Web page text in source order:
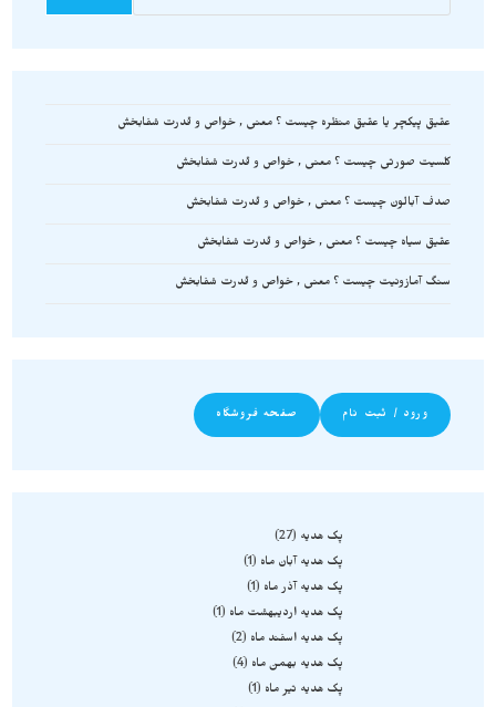
عقیق پیکچر یا عقیق منظره چیست ؟ معنی , خواص و قدرت شفابخش
کلسیت صورتی چیست ؟ معنی , خواص و قدرت شفابخش
صدف آبالون چیست ؟ معنی , خواص و قدرت شفابخش
عقیق سیاه چیست ؟ معنی , خواص و قدرت شفابخش
سنگ آمازونیت چیست ؟ معنی , خواص و قدرت شفابخش
ورود / ثبت نام صفحه فروشگاه
پک هدیه
27
پک هدیه آبان ماه
1
پک هدیه آذر ماه
1
پک هدیه اردیبهشت ماه
1
پک هدیه اسفند ماه
2
پک هدیه بهمن ماه
4
پک هدیه تیر ماه
1